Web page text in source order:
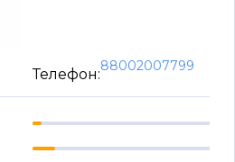
Телефон:
88002007799